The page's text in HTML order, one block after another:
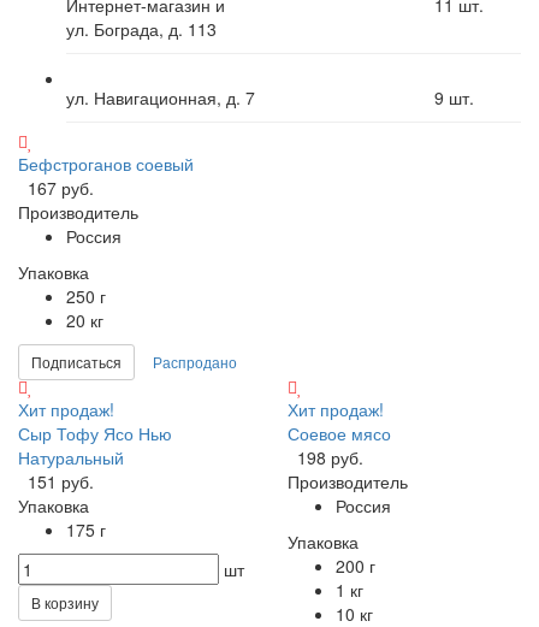
ул. Бограда, д. 113
ул. Навигационная, д. 7 9 шт.
Бефстроганов соевый
167 руб.
Производитель
Россия
Упаковка
250 г
20 кг
Подписаться Распродано
Хит продаж!
Сыр Тофу Ясо Нью
Натуральный
151 руб.
Упаковка
175 г
шт
В корзину
Хит продаж!
Соевое мясо
198 руб.
Производитель
Россия
Упаковка
200 г
1 кг
10 кг